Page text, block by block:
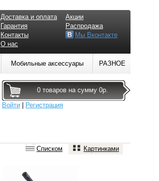
Списком Картинками
Доставка и оплата
Гарантия
Контакты
О нас
Акции
Распродажа
Мы Вконтакте
Мобильные аксессуары РАЗНОЕ
0 товаров на сумму 0р.
Войти
Регистрация